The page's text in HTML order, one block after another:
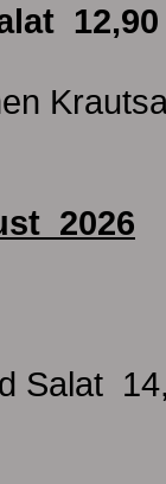
12,90
2026
Salat